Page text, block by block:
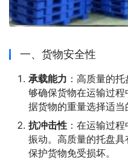
一、货物安全性
承载能力 ：高质量的
够确保货物在运输过
据货物的重量选择适当
抗冲击性 ：在运输过
振动。高质量的托盘
保护货物免受损坏。